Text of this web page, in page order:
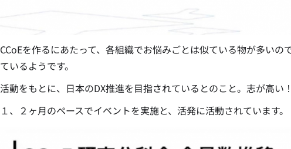
CCoEを作るにあたって、各組織でお悩みごとは似ている物が多い
ているようです。
活動をもとに、日本のDX推進を目指されているとのこと。志が高い！
１、２ヶ月のペースでイベントを実施と、活発に活動されています。